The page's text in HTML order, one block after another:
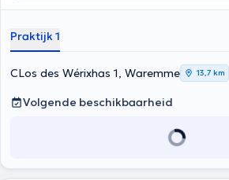
service physio (externe) en tant
Praktijk 1
CLos des Wérixhas 1, Waremme 13,7 km
Volgende beschikbaarheid